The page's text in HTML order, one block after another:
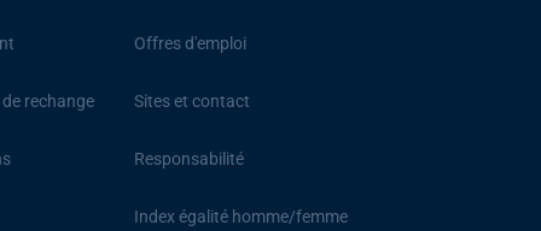
rechange
Offres d'emploi
Sites et contact
Responsabilité
Index égalité homme/femme